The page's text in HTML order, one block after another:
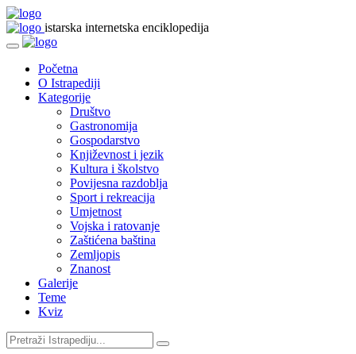
istarska internetska enciklopedija
Početna
O Istrapediji
Kategorije
Društvo
Gastronomija
Gospodarstvo
Književnost i jezik
Kultura i školstvo
Povijesna razdoblja
Sport i rekreacija
Umjetnost
Vojska i ratovanje
Zaštićena baština
Zemljopis
Znanost
Galerije
Teme
Kviz